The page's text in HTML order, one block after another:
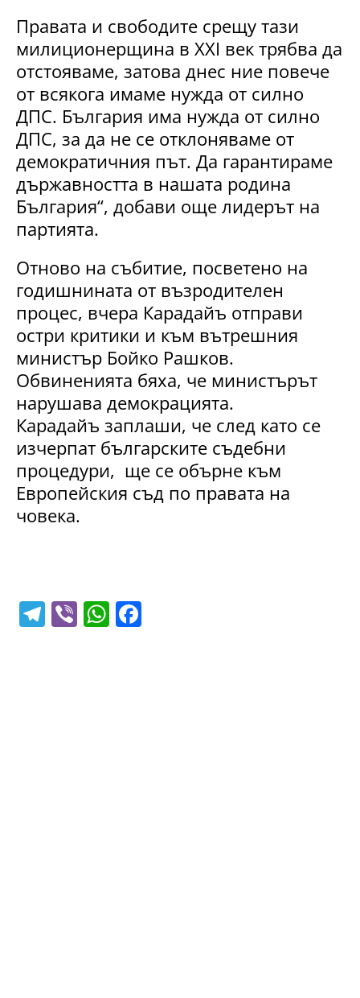
Правата и свободите срещу тази
милиционерщина в XXI век трябва да
отстояваме, затова днес ние повече
от всякога имаме нужда от силно
ДПС. България има нужда от силно
ДПС, за да не се отклоняваме от
демократичния път. Да гарантираме
държавността в нашата родина
България“, добави още лидерът на
партията.
Отново на събитие, посветено на
годишнината от възродителен
процес, вчера Карадайъ отправи
остри критики и към вътрешния
министър Бойко Рашков.
Обвиненията бяха, че министърът
нарушава демокрацията.
Карадайъ заплаши, че след като се
изчерпат българските съдебни
процедури, ще се обърне към
Европейския съд по правата на
човека.
T Vi W